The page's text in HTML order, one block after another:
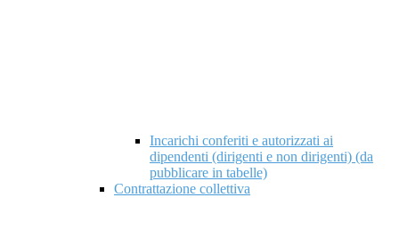
Incarichi conferiti e autorizzati ai
dipendenti (dirigenti e non dirigenti) (da
pubblicare in tabelle)
Contrattazione collettiva